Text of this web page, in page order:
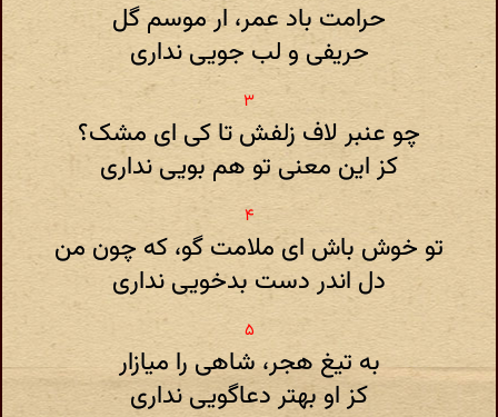
حرامت باد عمر، ار موسم گل
حریفی و لب جویی نداری
چو عنبر لاف زلفش تا کی ای مشک؟
کز این معنی تو هم بویی نداری
تو خوش باش ای ملامت گو، که چون من
دل اندر دست بدخویی نداری
به تیغ هجر، شاهی را میازار
کز او بهتر دعاگویی نداری